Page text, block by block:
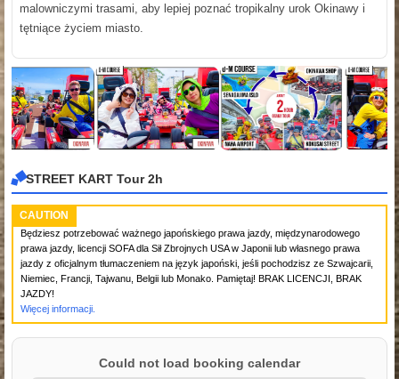
malowniczymi trasami, aby lepiej poznać tropikalny urok Okinawy i
tętniące życiem miasto.
STREET KART Tour 2h
CAUTION
Będziesz potrzebować ważnego japońskiego prawa jazdy, międzynarodowego
prawa jazdy, licencji SOFA dla Sił Zbrojnych USA w Japonii lub własnego prawa
jazdy z oficjalnym tłumaczeniem na język japoński, jeśli pochodzisz ze Szwajcarii,
Niemiec, Francji, Tajwanu, Belgii lub Monako. Pamiętaj! BRAK LICENCJI, BRAK
JAZDY!
Więcej informacji.
Could not load booking calendar